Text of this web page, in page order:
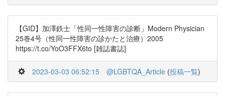
【GID】加澤鉄士「性同一性障害の診断」Modern Physician
25巻4号（性同一性障害の診かたと治療）2005
https://t.co/YoO3FFX6to [雑誌書誌]
2023-03-03 06:52:15 @LGBTQA_Article (投稿一覧)